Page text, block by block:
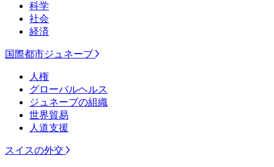
科学
社会
経済
国際都市ジュネーブ
人権
グローバルヘルス
ジュネーブの組織
世界貿易
人道支援
スイスの外交